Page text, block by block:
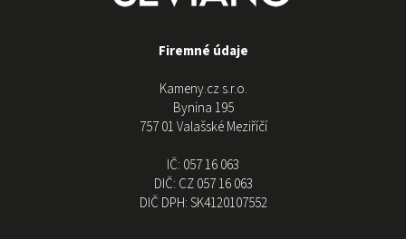
Firemné údaje
Kameny.cz s.r.o.
Bynina 195
757 01 Valašské Meziříčí
IČ: 057 16 063
DIČ: CZ 057 16 063
DIČ DPH:SK4120107552